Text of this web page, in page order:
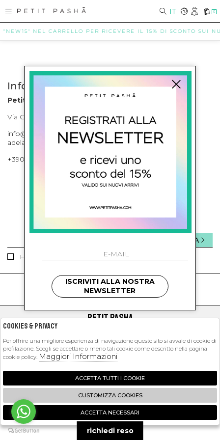
IT 0
NEL CARRELLO PER RICEVERE IL 15% DI SCONTO SUI
Info contatti
Petit Pasha
Via Cilea, 255 Napoli Corso Umberto I 301 Napoli
info@petitpasha.com, petitpasha@hotmail.it,
adelaide.petitpasha@hotmail.com
+39081643421 , +390812351280
ISCRIVITI ALLA NEWSLETTER
Ho letto ed accettato le condizioni sulla privacy.
INVIA
kids
PETIT PASHA
EXTRA
2026 Petit Pasha - P.iva : 09423341214 Powered by
Zucchetti
🍪
ISCRIVITI ALLA NOSTRA
NEWSLETTER
richiedi reso
Cookies & Privacy
Per offrire una migliore esperienza di navigazione questo sito si avvale di cookie di
profilazione. Scegli se accettare o meno tali cookie come descritto nella pagina
cookie policy. Maggiori Informazioni
ACCETTA TUTTI I COOKIE
CUSTOMIZZA COOKIES
ACCETTA NECESSARI